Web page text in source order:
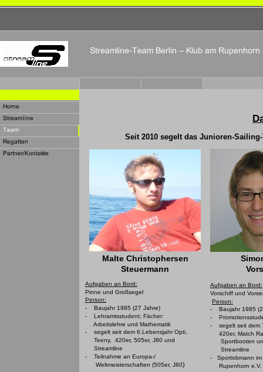
Seit 2010 segelt das Junioren-
Malte Christophersen
Steuermann
Aufgaben an Bord:
Pinne und Großsegel
Person:
- Baujahr 1985 (27 Jahre)
- Lehramtsstudent; Fächer:
Arbeitslehre und Mathematik
- segelt seit dem 6.Lebensjahr Opti,
Teeny, 420er, 505er, J80 und
Streamline
- Teilnahme an Europa-/
Weltmeisterschaften (505er, J80)
Aufgaben an Bord:
Vorschiff und
Person:
- Baujahr 1985
-
- segelt seit dem
420er, Match
Sportbooten
Streamline
- Sportobmann im
Rupenhorn e.V.